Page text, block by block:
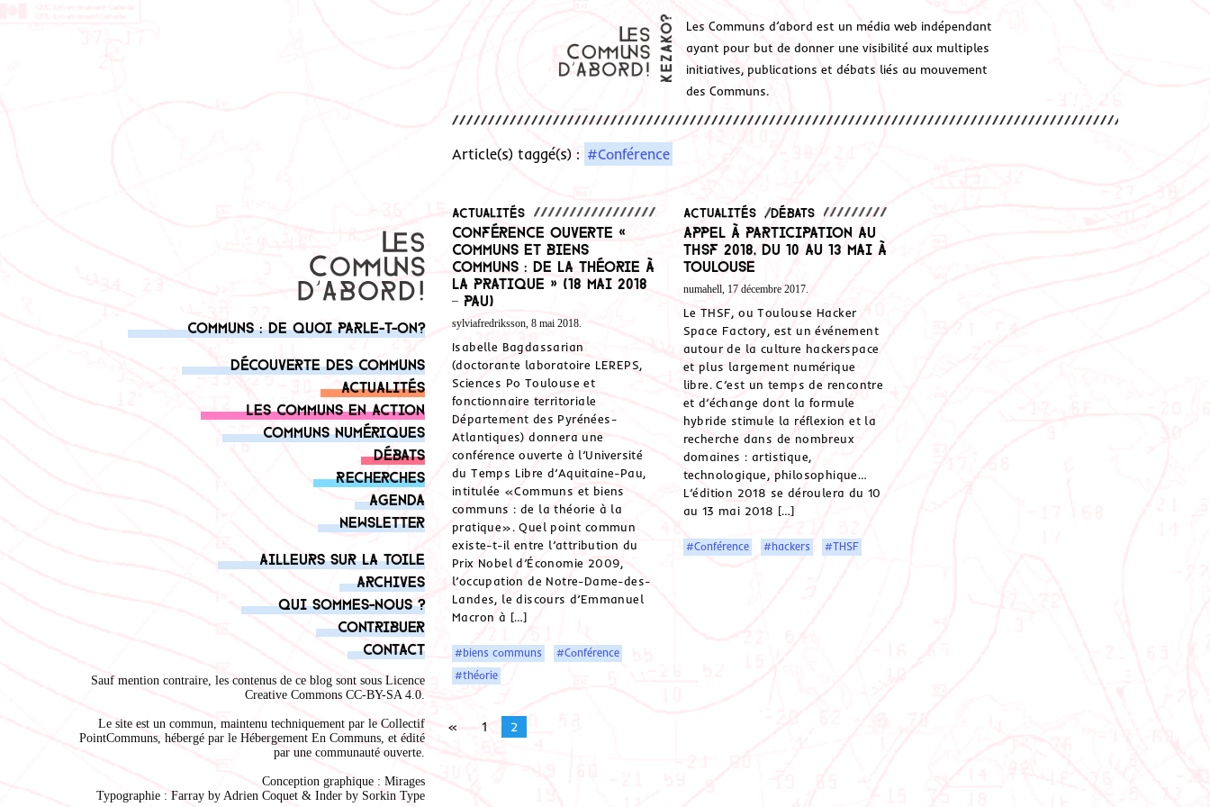
Les Communs d’abord est un média web indépendant
ayant pour but de donner une visibilité aux multiples
initiatives, publications et débats liés au mouvement
des Communs.
Communs : de quoi parle-t-on?
Découverte des communs
Actualités
Les communs en action
Communs numériques
Débats
Recherches
Agenda
Newsletter
Ailleurs sur la toile
Archives
Qui sommes-nous ?
Contribuer
Contact
Sauf mention contraire, les contenus de ce blog sont sous Licence
Creative Commons CC-BY-SA 4.0.
Le site est un commun, maintenu techniquement par le Collectif
PointCommuns, hébergé par le Hébergement En Communs, et édité
par une communauté ouverte.
Conception graphique : Mirages
Typographie : Farray by Adrien Coquet & Inder by Sorkin Type
Article(s) taggé(s) : #Conférence
Actualités
Conférence ouverte «
Communs et biens
communs : de la théorie à
la pratique » (18 mai 2018
– Pau)
sylviafredriksson, 8 mai 2018.
Isabelle Bagdassarian
(doctorante laboratoire LEREPS,
Sciences Po Toulouse et
fonctionnaire territoriale
Département des Pyrénées-
Atlantiques) donnera une
conférence ouverte à l’Université
du Temps Libre d’Aquitaine-Pau,
intitulée «Communs et biens
communs : de la théorie à la
pratique». Quel point commun
existe-t-il entre l’attribution du
Prix Nobel d’Économie 2009,
l’occupation de Notre-Dame-des-
Landes, le discours d’Emmanuel
Macron à […]
#biens communs
#Conférence
#théorie
Actualités ,Débats
Appel à participation au
THSF 2018, du 10 au 13 mai à
Toulouse
numahell, 17 décembre 2017.
Le THSF, ou Toulouse Hacker
Space Factory, est un événement
autour de la culture hackerspace
et plus largement numérique
libre. C’est un temps de rencontre
et d’échange dont la formule
hybride stimule la réflexion et la
recherche dans de nombreux
domaines : artistique,
technologique, philosophique…
L’édition 2018 se déroulera du 10
au 13 mai 2018 […]
#Conférence #hackers #THSF
« 1 2